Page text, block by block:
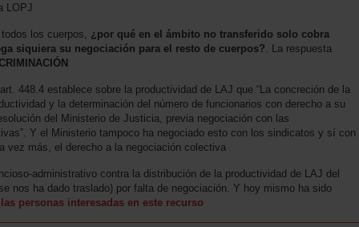
LOPJ
los cuerpos, ¿por qué en el ámbito no transferido solo cobra
siquiera su negociación para el resto de cuerpos? . La respuesta
448.4 establece sobre la productividad de LAJ que “La concreción de la
y la determinación del número de funcionarios con derecho a su
del Ministerio de Justicia, previa negociación con las
Y el Ministerio tampoco ha negociado esto con los sindicatos y sí con
vez más, el derecho a la negociación colectiva
administrativo contra la distribución de la productividad de LAJ del
nos ha dado traslado) por falta de negociación. Y hoy mismo ha sido
personas interesadas en este recurso